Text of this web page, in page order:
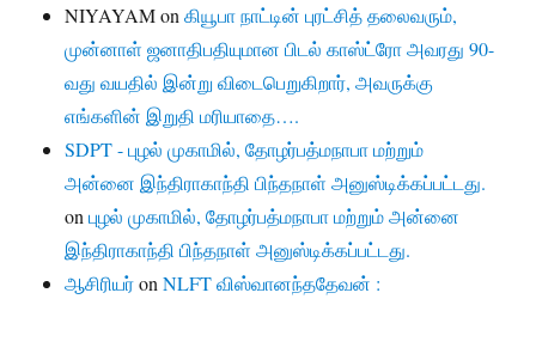
NIYAYAMonகியூபா நாட்டின் புரட்சித் தலைவரும்,
முன்னாள் ஜனாதிபதியுமான பிடல் காஸ்ட்ரோ அவரது 90-
வது வயதில் இன்று விடைபெறுகிறார், அவருக்கு
எங்களின் இறுதி மரியாதை….
SDPT - புழல் முகாமில், தோழர்பத்மநாபா மற்றும்
அன்னை இந்திராகாந்தி பிந்தநாள் அனுஸ்டிக்கப்பட்டது.
onபுழல் முகாமில், தோழர்பத்மநாபா மற்றும் அன்னை
இந்திராகாந்தி பிந்தநாள் அனுஸ்டிக்கப்பட்டது.
ஆசிரியர்onNLFT விஸ்வானந்ததேவன் :